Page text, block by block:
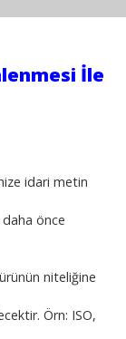
İle
idari metin
önce
niteliğine
Örn: ISO,